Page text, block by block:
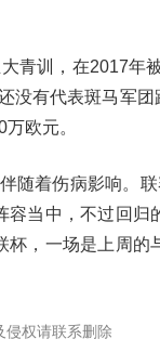
青训，在2017年
没有代表斑马军
欧元。
随着伤病影响。
容当中，不过回
杯，一场是上周
侵权请联系删除